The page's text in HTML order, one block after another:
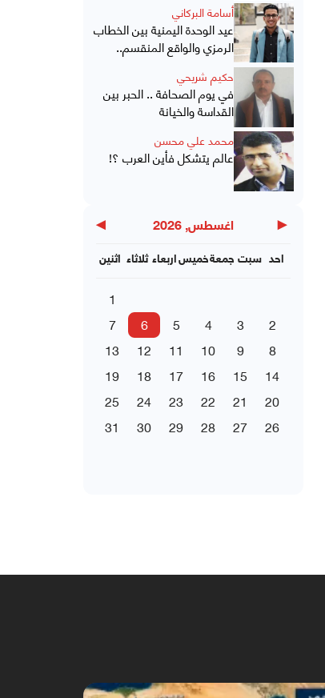
أسامة البركاني
عيد الوحدة اليمنية بين الخطاب
الرمزي والواقع المنقسم..
حكيم شريحي
في يوم الصحافة .. الحبر بين
القداسة والخيانة
محمد علي محسن
عالم يتشكل فأين العرب ؟!
◀ اغسطس, 2026 ▶
اثنين ثلاثاء اربعاءخميسجمعة سبت احد
1
2
3
4
5
6
7
8
9
10
11
12
13
14
15
16
17
18
19
20
21
22
23
24
25
26
27
28
29
30
31